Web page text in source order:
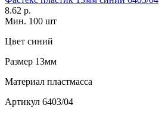
8.62 р.
Мин. 100 шт
Цвет синий
Размер 13мм
Материал пластмасса
Артикул 6403/04